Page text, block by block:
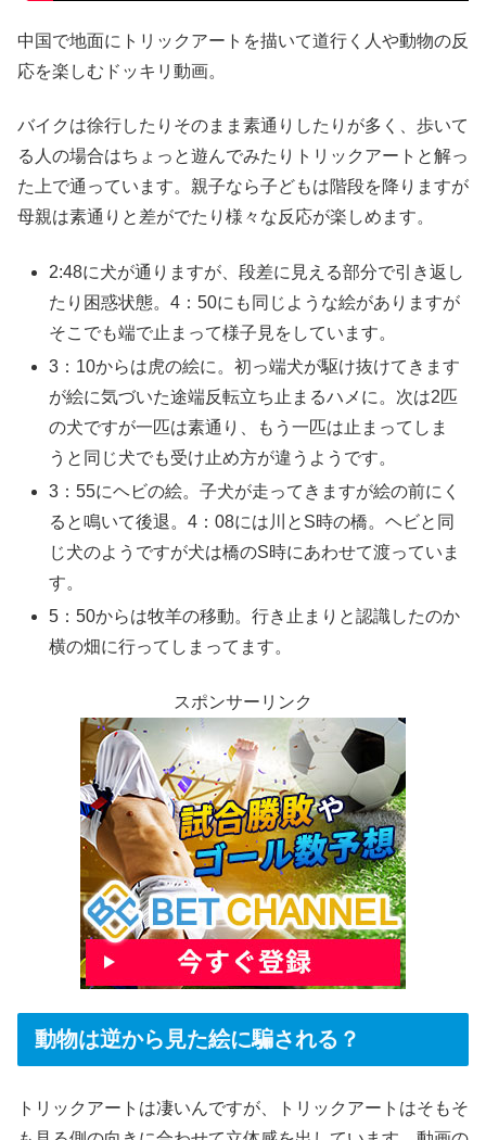
中国で地面にトリックアートを描いて道行く人や動物の反
応を楽しむドッキリ動画。
バイクは徐行したりそのまま素通りしたりが多く、歩いて
る人の場合はちょっと遊んでみたりトリックアートと解っ
た上で通っています。親子なら子どもは階段を降りますが
母親は素通りと差がでたり様々な反応が楽しめます。
2:48に犬が通りますが、段差に見える部分で引き返し
たり困惑状態。4：50にも同じような絵がありますが
そこでも端で止まって様子見をしています。
3：10からは虎の絵に。初っ端犬が駆け抜けてきます
が絵に気づいた途端反転立ち止まるハメに。次は2匹
の犬ですが一匹は素通り、もう一匹は止まってしま
うと同じ犬でも受け止め方が違うようです。
3：55にヘビの絵。子犬が走ってきますが絵の前にく
ると鳴いて後退。4：08には川とS時の橋。ヘビと同
じ犬のようですが犬は橋のS時にあわせて渡っていま
す。
5：50からは牧羊の移動。行き止まりと認識したのか
横の畑に行ってしまってます。
スポンサーリンク
動物は逆から見た絵に騙される？
トリックアートは凄いんですが、トリックアートはそもそ